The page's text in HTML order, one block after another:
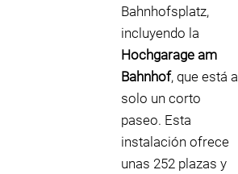
Bahnhofsplatz,
incluyendo la
Hochgarage am
Bahnhof, que está a
solo un corto
paseo. Esta
instalación ofrece
unas 252 plazas y